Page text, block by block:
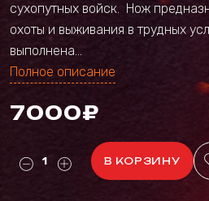
сухопутных войск. Нож
охоты и выживания в трудных
выполнена...
Полное описание
7000₽
В КОРЗИНУ